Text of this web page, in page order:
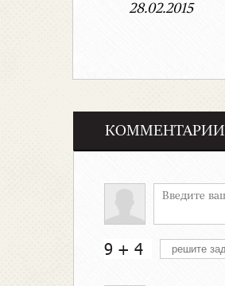
28.02.2015
КОММЕНТАРИИ